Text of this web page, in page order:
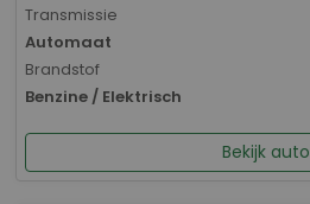
Transmissie
Automaat
Brandstof
Benzine / Elektrisch
Bekijk auto